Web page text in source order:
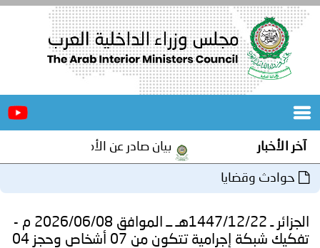
الرئيسية
المجلس
مؤتمرات
آخر الأخبار بيان صادر عن الأمانة العامة لمجلس
حوادث وقضايا
الجزائر ـ 1447/12/22هـ ــ الموافق 2026/06/08 م -
تفكيك شبكة إجرامية تتكون من 07 أشخاص وحجز 04